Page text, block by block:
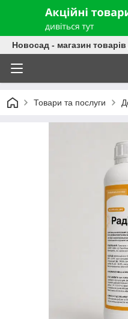
Новосад - магазин
Товари та послуги